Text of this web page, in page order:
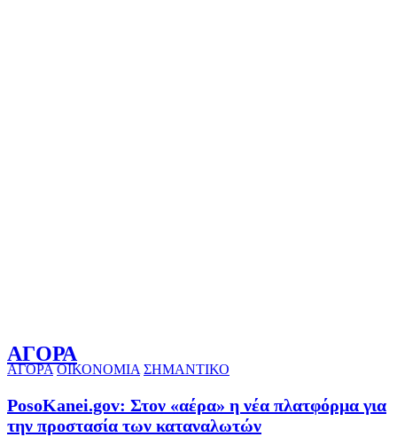
ΑΓΟΡΑ
ΑΓΟΡΑ ΟΙΚΟΝΟΜΙΑ ΣΗΜΑΝΤΙΚΟ
PosoKanei.gov: Στον «αέρα» η νέα πλατφόρμα για
την προστασία των καταναλωτών